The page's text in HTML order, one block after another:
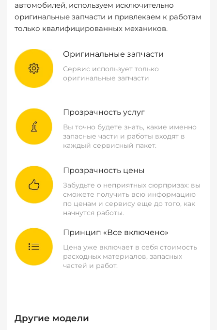
автомобилей, используем исключительно
оригинальные запчасти и привлекаем к работам
только квалифицированных механиков.
Оригинальные запчасти
Сервис использует только
оригинальные запчасти
Прозрачность услуг
Вы точно будете знать, какие именно
запасные части и работы входят в
каждый сервисный пакет.
Прозрачность цены
Забудьте о неприятных сюрпризах: вы
сможете получить всю информацию
по ценам и сервису еще до того, как
начнутся работы.
Принцип «Все включено»
Цена уже включает в себя стоимость
расходных материалов, запасных
частей и работ.
Другие модели